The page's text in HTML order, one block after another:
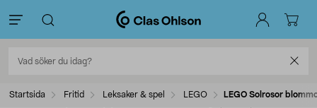
Startsida Fritid Leksaker & spel LEGO LEGO Solrosor